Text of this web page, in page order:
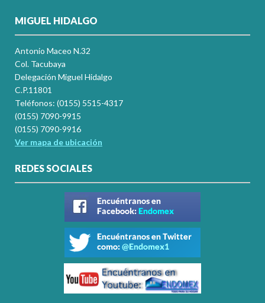
MIGUEL HIDALGO
Antonio Maceo N.32
Col. Tacubaya
Delegación Miguel Hidalgo
C.P.11801
Teléfonos: (0155) 5515-4317
(0155) 7090-9915
(0155) 7090-9916
Ver mapa de ubicación
REDES SOCIALES